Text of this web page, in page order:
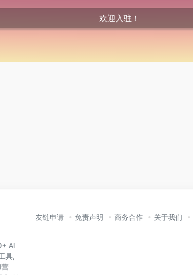
欢迎入驻！
AI
具,
营
友链申请 免责声明 商务合作 关于我们